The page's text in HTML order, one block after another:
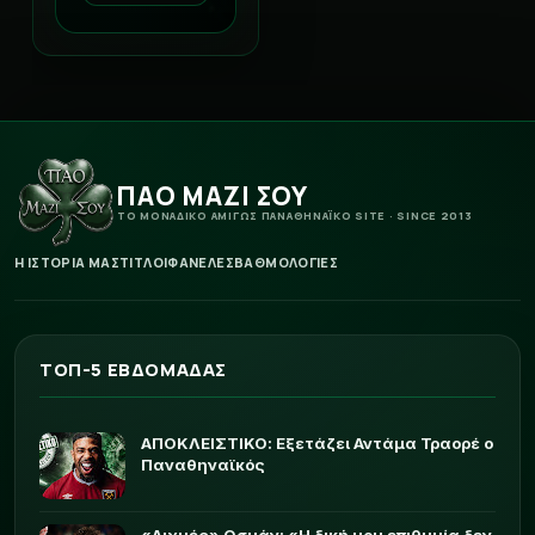
ΠΑΟ ΜΑΖΙ ΣΟΥ
ΤΟ ΜΟΝΑΔΙΚΟ ΑΜΙΓΩΣ ΠΑΝΑΘΗΝΑΪΚΟ SITE · SINCE 2013
Η ΙΣΤΟΡΙΑ ΜΑΣΤΙΤΛΟΙΦΑΝΕΛΕΣΒΑΘΜΟΛΟΓΙΕΣ
ΤΟΠ-5 ΕΒΔΟΜΑΔΑΣ
ΑΠΟΚΛΕΙΣΤΙΚΟ: Εξετάζει Αντάμα Τραορέ ο
Παναθηναϊκός